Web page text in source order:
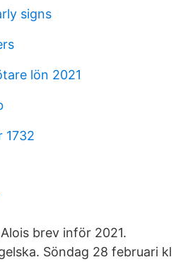
signs
lön 2021
1732
brev inför 2021.
Söndag 28 februari kl